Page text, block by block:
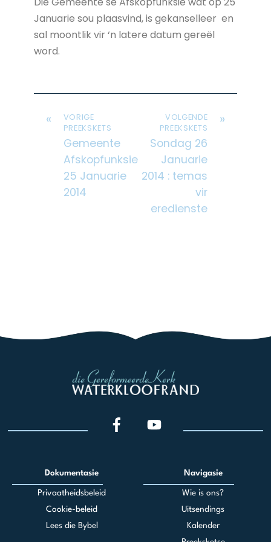
Januarie sou plaasvind, is gekanselleer en
sal moontlik vir ‘n latere datum gereël
word.
«
VORIGE
PREEKSKETS
Gemeente
Afskopfunksie
25 Januarie
2014
»
VOLGENDE
PREEKSKETS
Sondag 26
Januarie
2014 : temas
vir
eredienste
Dokumentasie
Privaatheidsbeleid
Cookie-beleid
Lees die Bybel
Navigasie
Wie is ons?
Uitsendings
Kalender